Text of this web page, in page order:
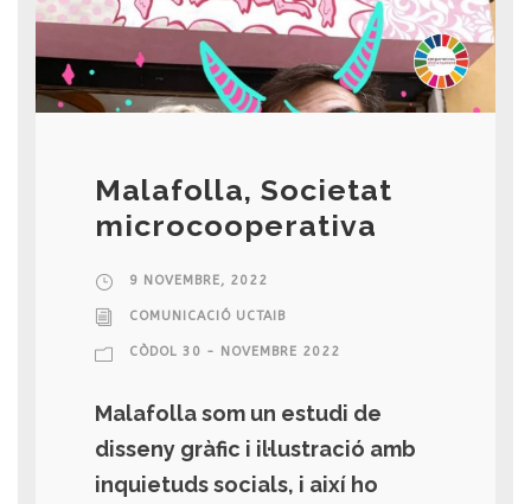
Malafolla, Societat
microcooperativa
9 NOVEMBRE, 2022
COMUNICACIÓ UCTAIB
CÒDOL 30 - NOVEMBRE 2022
Malafolla som un estudi de
disseny gràfic i il·lustració amb
inquietuds socials, i així ho